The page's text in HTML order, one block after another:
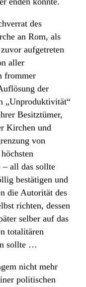
des
an Rom, als
aufgetreten
aller
frommer
der
„Unproduktivität“
Besitztümer,
Kirchen und
von
– all das sollte
bestätigen und
die Autorität des
richten, dessen
selber auf das
totalitären
sollte …
nicht mehr
politischen